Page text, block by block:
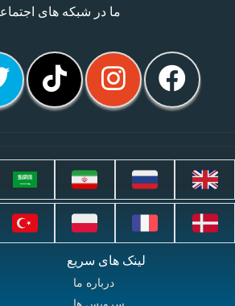
ما در شبکه های
لینک های سریع
درباره ما